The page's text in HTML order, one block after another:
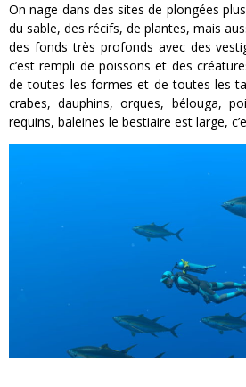
On nage dans des sites de plongées
du sable, des récifs, de plantes, mais
des fonds très profonds avec des
c’est rempli de poissons et des
de toutes les formes et de toutes les
crabes, dauphins, orques, bélouga,
requins, baleines le bestiaire est large,